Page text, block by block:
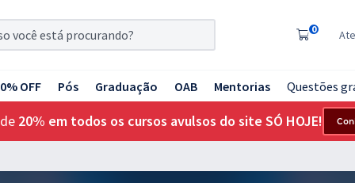
0
OFF Pós Graduação OAB Mentorias Questões
20% em todos os cursos avulsos do site SÓ HOJE!